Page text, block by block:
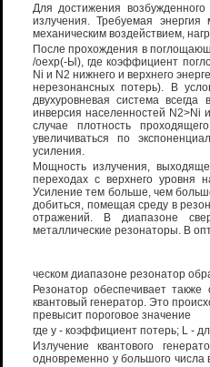
Для достижения
излучения. Требуемая
механическим воздействием,
После прохождения в
/оехр(-Ы), где коэффициент
Ni и N2 нижнего и верхнего
нерезонансных потерь). В
двухуровневая система
инверсия населенностей N2>Ni
случае плотность
увеличиваться по
усиления.
Мощность излучения,
переходах с верхнего уровня
Усиление тем больше, чем
добиться, помещая среду в
отражений. В диапазоне
металлические резонаторы. В
ческом диапазоне резонатор
Резонатор обеспечивает
квантовый генератор. Это
превысит пороговое значение
где у - коэффициент потерь; L -
Излучение квантового
одновременно у большого